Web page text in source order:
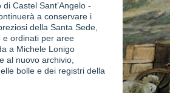
Castel Sant’Angelo -
a conservare i
della Santa Sede,
e ordinati per aree
a Michele Lonigo
al nuovo archivio,
bolle e dei registri della